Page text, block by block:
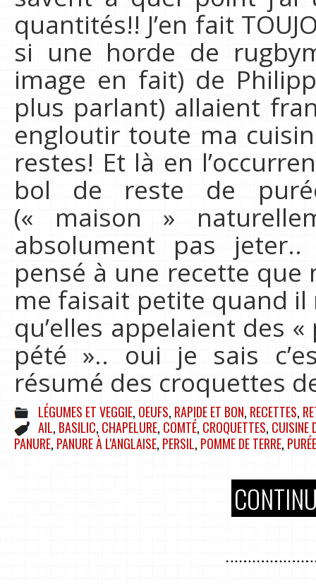
quantités!! J’en fait
si une horde de
image en fait) de
plus parlant) allaient
engloutir toute ma
restes! Et là en
bol de reste de
(« maison »
absolument pas jeter..
pensé à une recette
me faisait petite quand
qu’elles appelaient des
pété ».. oui je sais
résumé des croquettes
LÉGUMES ET VEGGIE, OEUFS, RAPIDE ET BON, RECETTES,
AIL, BASILIC, CHAPELURE, COMTÉ, CROQUETTES, CUISINE
PANURE, PANURE À L'ANGLAISE, PERSIL, POMME DE TERRE, PURÉE